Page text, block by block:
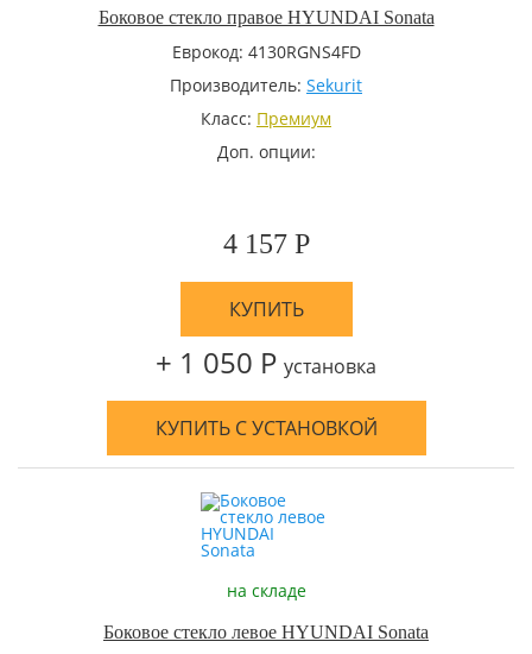
Боковое стекло правое HYUNDAI Sonata
Еврокод: 4130RGNS4FD
Производитель: Sekurit
Класс: Премиум
Доп. опции:
4 157 Р
КУПИТЬ
+ 1 050 Р установка
КУПИТЬ С УСТАНОВКОЙ
на складе
Боковое стекло левое HYUNDAI Sonata